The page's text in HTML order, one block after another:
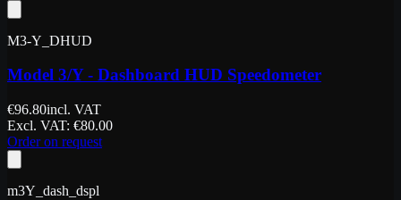
M3-Y_DHUD
Model 3/Y - Dashboard HUD Speedometer
€96.80incl. VAT
Excl. VAT: €80.00
Order on request
m3Y_dash_dspl